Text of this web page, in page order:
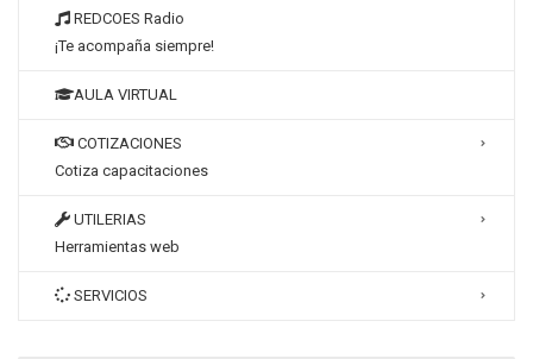
REDCOES Radio
¡Te acompaña siempre!
AULA VIRTUAL
COTIZACIONES
Cotiza capacitaciones
UTILERIAS
Herramientas web
SERVICIOS